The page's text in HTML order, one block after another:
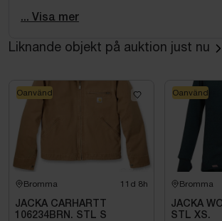
bra val för miljön, polyestermaterialet
100% Polyester-recycled. Melange
• Mjukt, elastiskt och funktionellt
återvunnen polyester
• Ergonomisk, atletisk design
• Två fickor
• Normal passform
... Visa mer
Liknande objekt på auktion just nu
Bromma 11d 8h
JACKA CARHARTT
106234BRN. STL S
Oanvänd
Bromma
JACKA
STL XS.
Oanvänd